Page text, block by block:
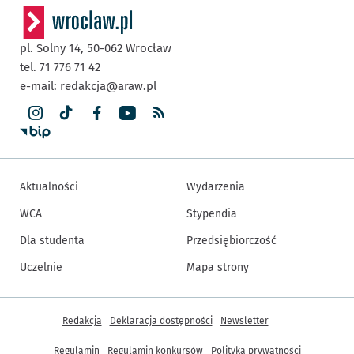
pl. Solny 14, 50-062 Wrocław
tel. 71 776 71 42
e-mail: redakcja@araw.pl
Aktualności
WCA
Dla studenta
Uczelnie
Wydarzenia
Stypendia
Przedsiębiorczość
Mapa strony
Inne informacje
Redakcja Deklaracja dostępności Newsletter
Regulamin Regulamin konkursów Polityka prywatności